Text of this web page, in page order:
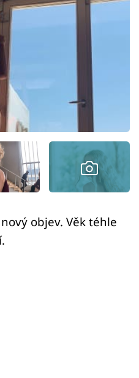
objev. Věk téhle